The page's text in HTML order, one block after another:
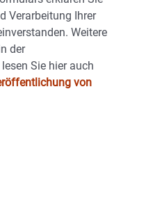
Verarbeitung Ihrer
Weitere
der
lesen Sie hier auch
von